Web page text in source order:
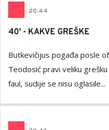
20:44
40' - KAKVE GREŠKE
Butkevičijus pogađa posle
Teodosić pravi veliku
faul, sudije se nisu oglasile...